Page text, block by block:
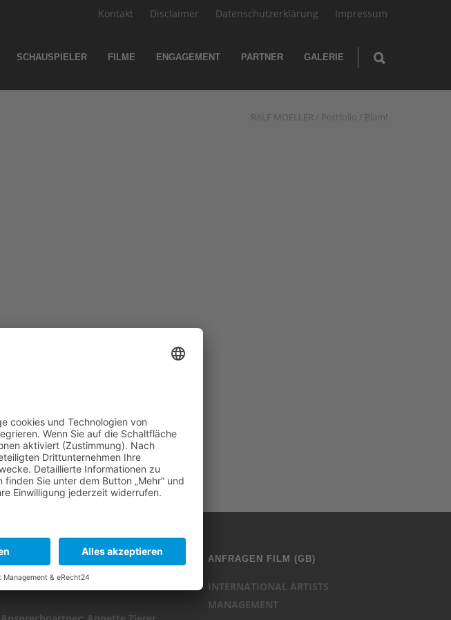
Kontakt Disclaimer Datenschutzerklärung Impressum
SCHAUSPIELER FILME ENGAGEMENT PARTNER GALERIE
RALF MOELLER / Portfolio / Blam!
ANFRAGEN PRESSE
ziererCOMMUNICATIONS GmbH
ANFRAGEN FILM (GB)
INTERNATIONAL ARTISTS
MANAGEMENT